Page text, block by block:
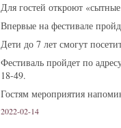
Для гостей откроют
Впервые на фестивале
Дети до 7 лет смогут
Фестиваль пройдет по
18-49.
Гостям мероприятия
2022-02-14